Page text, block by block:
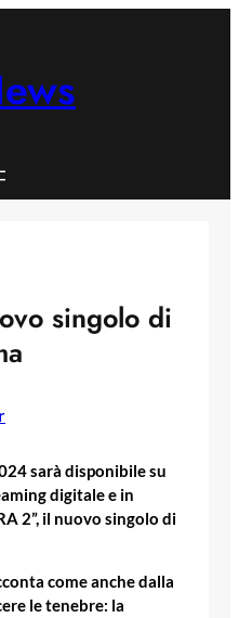
singolo di
sarà disponibile su
digitale e in
2”, il nuovo singolo di
come anche dalla
le tenebre: la